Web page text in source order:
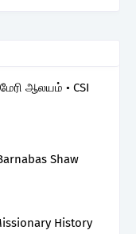
ஆலயம் • CSI
Shaw
History